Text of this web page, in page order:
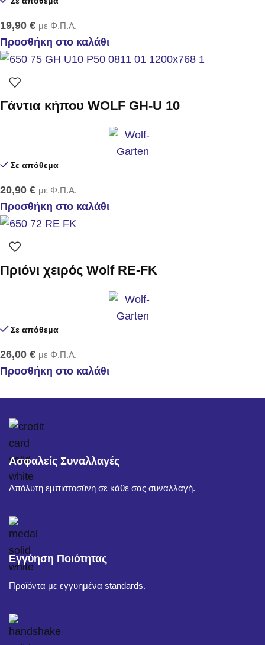
19,90 € με Φ.Π.Α.
Προσθήκη στο καλάθι
Γάντια κήπου WOLF GH-U 10
Σε απόθεμα
20,90 € με Φ.Π.Α.
Προσθήκη στο καλάθι
Πριόνι χειρός Wolf RE-FK
Σε απόθεμα
26,00 € με Φ.Π.Α.
Προσθήκη στο καλάθι
Ασφαλείς Συναλλαγές
Απόλυτη εμπιστοσύνη σε κάθε σας συναλλαγή.
Εγγύηση Ποιότητας
Προϊόντα με εγγυημένα standards.